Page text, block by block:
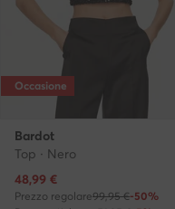
Occasione
Bardot
Top · Nero
Prezzo attuale
48,99 €
Prezzo regolare99,95 €-50%